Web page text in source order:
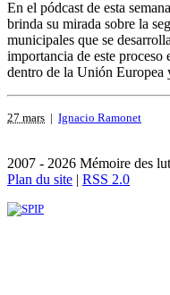
En el pódcast de esta
brinda su mirada sobre la
municipales que se
importancia de este proceso
dentro de la Unión Europea
27 mars | Ignacio Ramonet
2007 - 2026 Mémoire des
Plan du site | RSS 2.0